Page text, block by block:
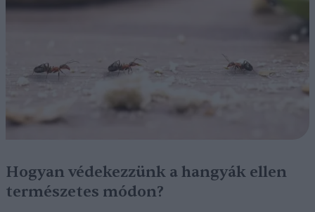
Hogyan védekezzünk a hangyák ellen
természetes módon?